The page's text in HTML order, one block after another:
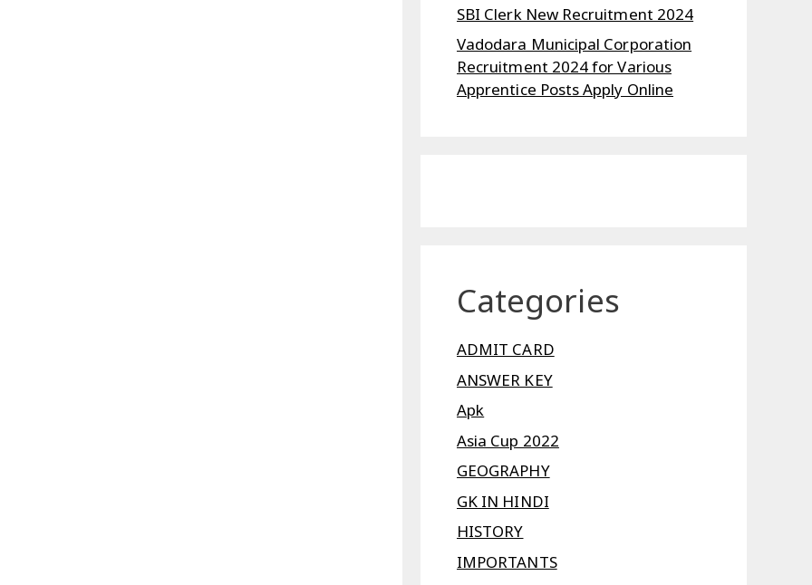
SBI Clerk New Recruitment 2024
Vadodara Municipal Corporation
Recruitment 2024 for Various
Apprentice Posts Apply Online
Categories
ADMIT CARD
ANSWER KEY
Apk
Asia Cup 2022
GEOGRAPHY
GK IN HINDI
HISTORY
IMPORTANTS